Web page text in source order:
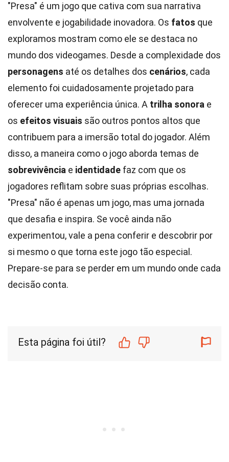
"Presa" é um jogo que cativa com sua narrativa
envolvente e jogabilidade inovadora. Os fatos que
exploramos mostram como ele se destaca no
mundo dos videogames. Desde a complexidade dos
personagens até os detalhes dos cenários, cada
elemento foi cuidadosamente projetado para
oferecer uma experiência única. A trilha sonora e
os efeitos visuais são outros pontos altos que
contribuem para a imersão total do jogador. Além
disso, a maneira como o jogo aborda temas de
sobrevivência e identidade faz com que os
jogadores reflitam sobre suas próprias escolhas.
"Presa" não é apenas um jogo, mas uma jornada
que desafia e inspira. Se você ainda não
experimentou, vale a pena conferir e descobrir por
si mesmo o que torna este jogo tão especial.
Prepare-se para se perder em um mundo onde cada
decisão conta.
Esta página foi útil?